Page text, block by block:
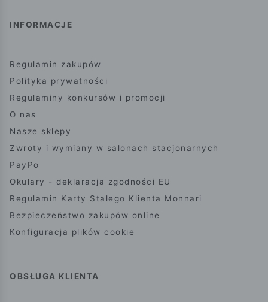
INFORMACJE
Regulamin zakupów
Polityka prywatności
Regulaminy konkursów i promocji
O nas
Nasze sklepy
Zwroty i wymiany w salonach stacjonarnych
PayPo
Okulary - deklaracja zgodności EU
Regulamin Karty Stałego Klienta Monnari
Bezpieczeństwo zakupów online
Konfiguracja plików cookie
OBSŁUGA KLIENTA